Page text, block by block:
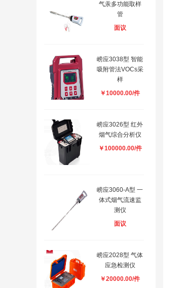
气汞多功能取样
管
面议
崂应3038型 智能
吸附管法VOCs采
样
￥10000.00/件
崂应3026型 红外
烟气综合分析仪
￥100000.00/件
崂应3060-A型 一
体式烟气流速监
测仪
面议
崂应2028型 气体
应急检测仪
￥20000.00/件